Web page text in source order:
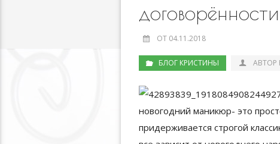
ОТ 04.11.2018
БЛОГ КРИСТИНЫ АВТОР